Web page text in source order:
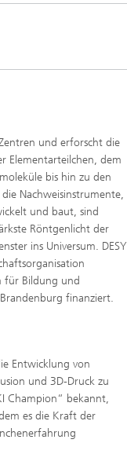
und erforscht die
Elementarteilchen, dem
bis hin zu den
Nachweisinstrumente,
und baut, sind
Röntgenlicht der
ins Universum. DESY
für Bildung und
finanziert.
Entwicklung von
und 3D-Druck zu
Champion“ bekannt,
es die Kraft der